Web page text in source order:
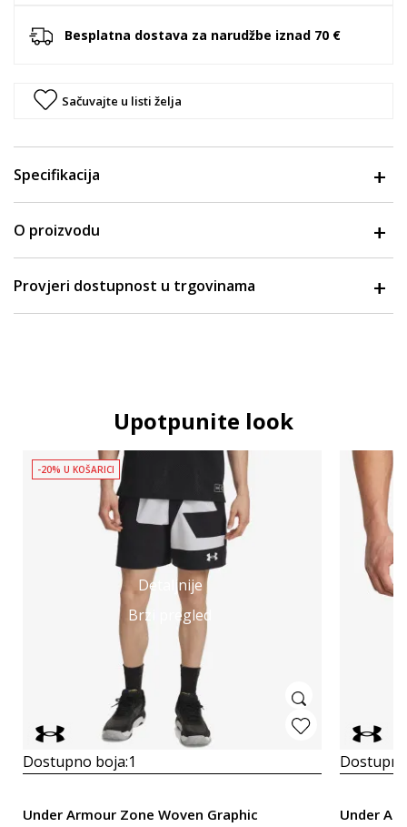
Besplatna dostava za narudžbe iznad 70 €
Sačuvajte u listi želja
Specifikacija
O proizvodu
Provjeri dostupnost u trgovinama
Upotpunite look
Detaljnije
Brzi pregled
-20% U KOŠARICI
Dostupno boja:1
Under Armour Zone Woven Graphic Under